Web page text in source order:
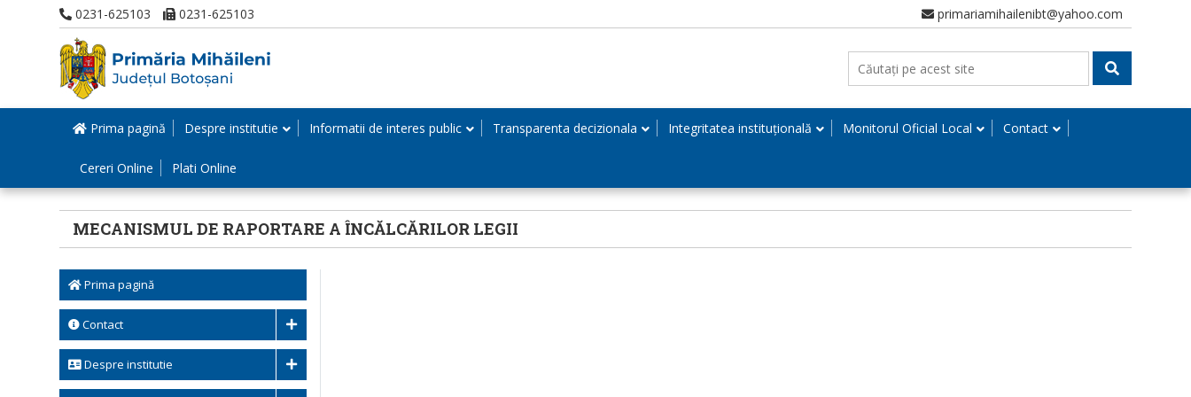
0231-625103 0231-625103 primariamihailenibt@yahoo.com
Prima pagină Despre institutie Informatii de interes public Transparenta decizionala Integritatea instituțională Monitorul Oficial Local Contact
Cereri Online Plati Online
MECANISMUL DE RAPORTARE A ÎNCĂLCĂRILOR LEGII
Prima pagină
Contact
Despre institutie